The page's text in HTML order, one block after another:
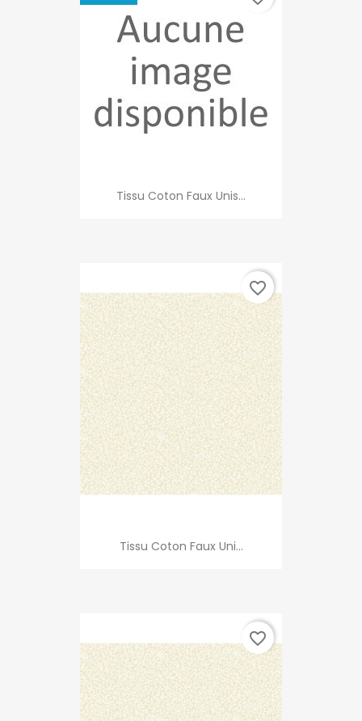
Tissu Coton Faux Unis...
Tissu Coton Faux Uni...
favorite_border
favorite_border